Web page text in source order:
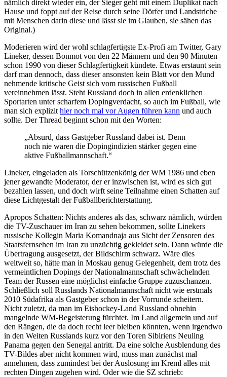
nämlich direkt wieder ein, der Sieger geht mit einem Duplikat nach
Hause und foppt auf der Reise durch seine Dörfer und Landstriche
mit Menschen darin diese und lässt sie im Glauben, sie sähen das
Original.)
Moderieren wird der wohl schlagfertigste Ex-Profi am Twitter, Gary
Lineker, dessen Bonmot von den 22 Männern und den 90 Minuten
schon 1990 von dieser Schlagfertigkeit kündete. Etwas erstaunt sein
darf man dennoch, dass dieser ansonsten kein Blatt vor den Mund
nehmende kritische Geist sich vom russischen Fußball
vereinnehmen lässt. Steht Russland doch in allen erdenklichen
Sportarten unter scharfem Dopingverdacht, so auch im Fußball, wie
man sich explizit hier noch mal vor Augen führen kann und auch
sollte. Der Thread beginnt schon mit den Worten:
„Absurd, dass Gastgeber Russland dabei ist. Denn
noch nie waren die Dopingindizien stärker gegen eine
aktive Fußballmannschaft.“
Lineker, eingeladen als Torschützenkönig der WM 1986 und eben
jener gewandte Moderator, der er inzwischen ist, wird es sich gut
bezahlen lassen, und doch wirft seine Teilnahme einen Schatten auf
diese Lichtgestalt der Fußballberichterstattung.
Apropos Schatten: Nichts anderes als das, schwarz nämlich, würden
die TV-Zuschauer im Iran zu sehen bekommen, sollte Linekers
russische Kollegin Maria Komandnaja aus Sicht der Zensoren des
Staatsfernsehen im Iran zu unzüchtig gekleidet sein. Dann würde die
Übertragung ausgesetzt, der Bildschirm schwarz. Wäre dies
weltweit so, hätte man in Moskau genug Gelegenheit, dem trotz des
vermeintlichen Dopings der Nationalmannschaft schwächelnden
Team der Russen eine möglichst einfache Gruppe zuzuschanzen.
Schließlich soll Russlands Nationalmannschaft nicht wie erstmals
2010 Südafrika als Gastgeber schon in der Vorrunde scheitern.
Nicht zuletzt, da man im Eishockey-Land Russland ohnehin
mangelnde WM-Begeisterung fürchtet. Im Land allgemein und auf
den Rängen, die da doch recht leer bleiben könnten, wenn irgendwo
in den Weiten Russlands kurz vor den Toren Sibiriens Neuling
Panama gegen den Senegal antritt. Da eine solche Ausblendung des
TV-Bildes aber nicht kommen wird, muss man zunächst mal
annehmen, dass zumindest bei der Auslosung im Kreml alles mit
rechten Dingen zugehen wird. Oder wie die SZ schrieb: